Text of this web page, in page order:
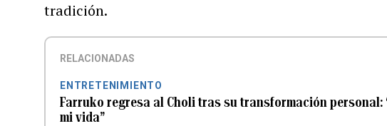
tradición.
RELACIONADAS
ENTRETENIMIENTO
Farruko regresa al Choli tras su transformación personal:
mi vida”